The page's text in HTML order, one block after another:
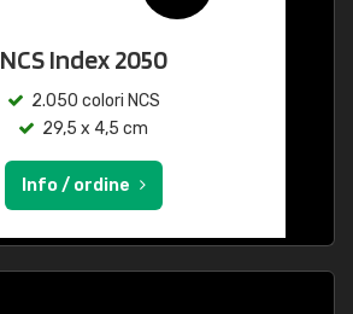
NCS Index 2050
2.050 colori NCS
29,5 x 4,5 cm
Info / ordine